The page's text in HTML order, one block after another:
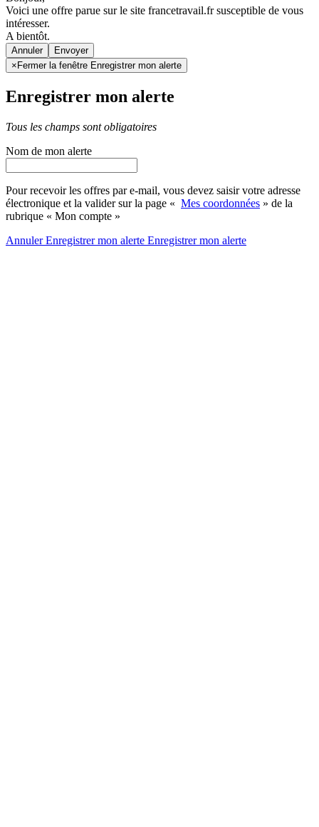
Voici une offre parue sur le site francetravail.fr susceptible de vous
intéresser.
A bientôt.
Annuler
× Fermer la fenêtre Enregistrer mon alerte
Enregistrer mon alerte
Tous les champs sont obligatoires
Nom de mon alerte
Pour recevoir les offres par e-mail, vous devez saisir votre adresse
électronique et la valider sur la page « Mes coordonnées » de la
rubrique « Mon compte »
AnnulerEnregistrer mon alerte Enregistrermon alerte